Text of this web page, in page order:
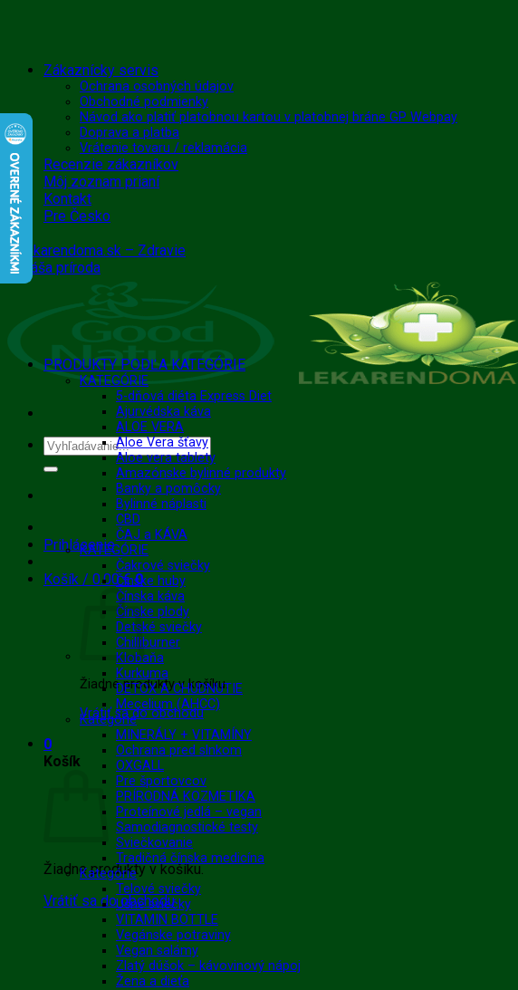
Skip
Zákaznícky servis
Ochrana osobných údajov
Obchodné podmienky
Návod ako platiť platobnou kartou v platobnej bráne GP Webpay
Doprava a platba
Vrátenie tovaru / reklamácia
Recenzie zákazníkov
Môj zoznam prianí
Kontakt
Pre Česko
Hľadať:
Prihlásenie
Košík / 0.00€ 0
Žiadne produkty v košíku.
Vrátiť sa do obchodu
0
Košík
Žiadne produkty v košíku.
Vrátiť sa do obchodu
PRODUKTY PODĽA KATEGÓRIE
KATEGÓRIE
5-dňová diéta Express Diet
Ajurvédska káva
ALOE VERA
Aloe Vera šťavy
Aloe vera tablety
Amazónske bylinné produkty
Banky a pomôcky
Bylinné náplasti
CBD
ČAJ a KÁVA
KATEGÓRIE
Čakrové sviečky
Čínske huby
Čínska káva
Čínske plody
Detské sviečky
Chilliburner
Klobaňa
Kurkuma
DETOX A CHUDNUTIE
Mecelium (AHCC)
Kategórie
MINERÁLY + VITAMÍNY
Ochrana pred slnkom
OXGALL
Pre športovcov
PRÍRODNÁ KOZMETIKA
Proteínové jedlá – vegan
Samodiagnostické testy
Sviečkovanie
Tradičná čínska medicína
Kategórie
Telové sviečky
Ušné sviečky
VITAMIN BOTTLE
Vegánske potraviny
Vegan salámy
Zlatý dúšok – kávovinový nápoj
Žena a dieťa